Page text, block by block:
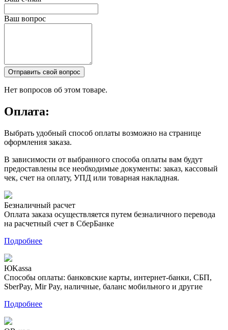
Ваш вопрос
Отправить свой вопрос
Нет вопросов об этом товаре.
Оплата:
Выбрать удобный способ оплаты возможно на странице
оформления заказа.
В зависимости от выбранного способа оплаты вам будут
предоставлены все необходимые документы: заказ, кассовый
чек, счет на оплату, УПД или товарная накладная.
Безналичный расчет
Оплата заказа осуществляется путем безналичного перевода
на расчетный счет в СберБанке
Подробнее
ЮKassa
Способы оплаты: банковские карты, интернет-банки, СБП,
SberPay, Mir Pay, наличные, баланс мобильного и другие
Подробнее